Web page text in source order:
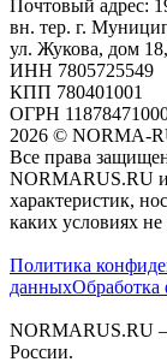
Почтовый адрес:
вн. тер. г.
ул. Жукова, дом
ИНН 7805725549
КПП 780401001
ОГРН
2026 © NORMA-
Все права
NORMARUS.RU
характеристик,
каких условиях
Политика
данныхОбработка
NORMARUS.RU
России.